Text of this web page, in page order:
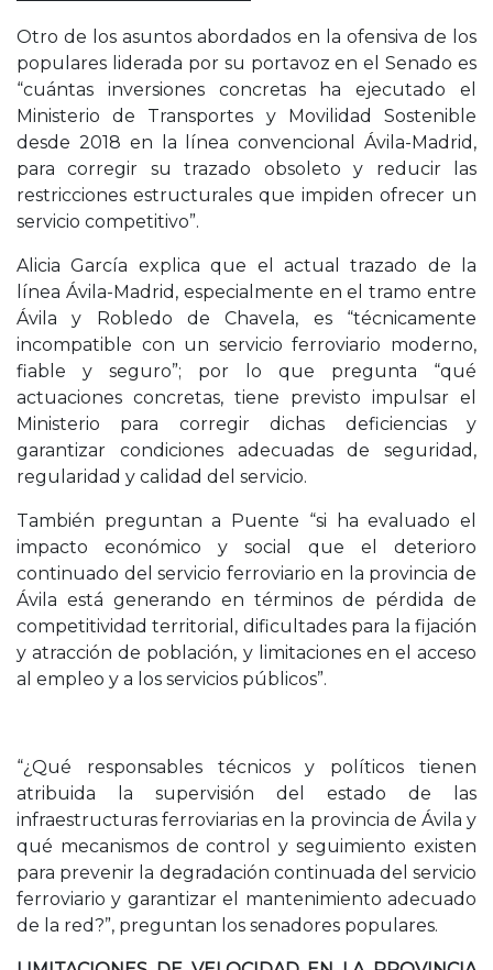
Otro de los asuntos abordados en la ofensiva de los
populares liderada por su portavoz en el Senado es
“cuántas inversiones concretas ha ejecutado el
Ministerio de Transportes y Movilidad Sostenible
desde 2018 en la línea convencional Ávila-Madrid,
para corregir su trazado obsoleto y reducir las
restricciones estructurales que impiden ofrecer un
servicio competitivo”.
Alicia García explica que el actual trazado de la
línea Ávila-Madrid, especialmente en el tramo entre
Ávila y Robledo de Chavela, es “técnicamente
incompatible con un servicio ferroviario moderno,
fiable y seguro”; por lo que pregunta “qué
actuaciones concretas, tiene previsto impulsar el
Ministerio para corregir dichas deficiencias y
garantizar condiciones adecuadas de seguridad,
regularidad y calidad del servicio.
También preguntan a Puente “si ha evaluado el
impacto económico y social que el deterioro
continuado del servicio ferroviario en la provincia de
Ávila está generando en términos de pérdida de
competitividad territorial, dificultades para la fijación
y atracción de población, y limitaciones en el acceso
al empleo y a los servicios públicos”.
“¿Qué responsables técnicos y políticos tienen
atribuida la supervisión del estado de las
infraestructuras ferroviarias en la provincia de Ávila y
qué mecanismos de control y seguimiento existen
para prevenir la degradación continuada del servicio
ferroviario y garantizar el mantenimiento adecuado
de la red?”, preguntan los senadores populares.